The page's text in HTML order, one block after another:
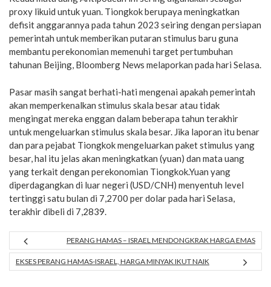
proxy likuid untuk yuan. Tiongkok berupaya meningkatkan
defisit anggarannya pada tahun 2023 seiring dengan persiapan
pemerintah untuk memberikan putaran stimulus baru guna
membantu perekonomian memenuhi target pertumbuhan
tahunan Beijing, Bloomberg News melaporkan pada hari Selasa.
Pasar masih sangat berhati-hati mengenai apakah pemerintah
akan memperkenalkan stimulus skala besar atau tidak
mengingat mereka enggan dalam beberapa tahun terakhir
untuk mengeluarkan stimulus skala besar. Jika laporan itu benar
dan para pejabat Tiongkok mengeluarkan paket stimulus yang
besar, hal itu jelas akan meningkatkan (yuan) dan mata uang
yang terkait dengan perekonomian Tiongkok.Yuan yang
diperdagangkan di luar negeri (USD/CNH) menyentuh level
tertinggi satu bulan di 7,2700 per dolar pada hari Selasa,
terakhir dibeli di 7,2839.
PERANG HAMAS – ISRAEL MENDONGKRAK HARGA EMAS
EKSES PERANG HAMAS-ISRAEL, HARGA MINYAK IKUT NAIK